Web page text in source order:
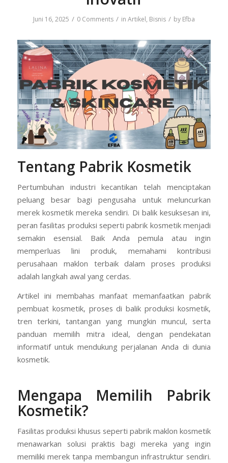
Juni 16, 2025 / 0 Comments / in Artikel, Bisnis / by Efba
Tentang Pabrik Kosmetik
Pertumbuhan industri kecantikan telah menciptakan
peluang besar bagi pengusaha untuk meluncurkan
merek kosmetik mereka sendiri. Di balik kesuksesan ini,
peran fasilitas produksi seperti pabrik kosmetik menjadi
semakin esensial. Baik Anda pemula atau ingin
memperluas lini produk, memahami kontribusi
perusahaan maklon terbaik dalam proses produksi
adalah langkah awal yang cerdas.
Artikel ini membahas manfaat memanfaatkan pabrik
pembuat kosmetik, proses di balik produksi kosmetik,
tren terkini, tantangan yang mungkin muncul, serta
panduan memilih mitra ideal, dengan pendekatan
informatif untuk mendukung perjalanan Anda di dunia
kosmetik.
Mengapa Memilih Pabrik
Kosmetik?
Fasilitas produksi khusus seperti pabrik maklon kosmetik
menawarkan solusi praktis bagi mereka yang ingin
memiliki merek tanpa membangun infrastruktur sendiri.